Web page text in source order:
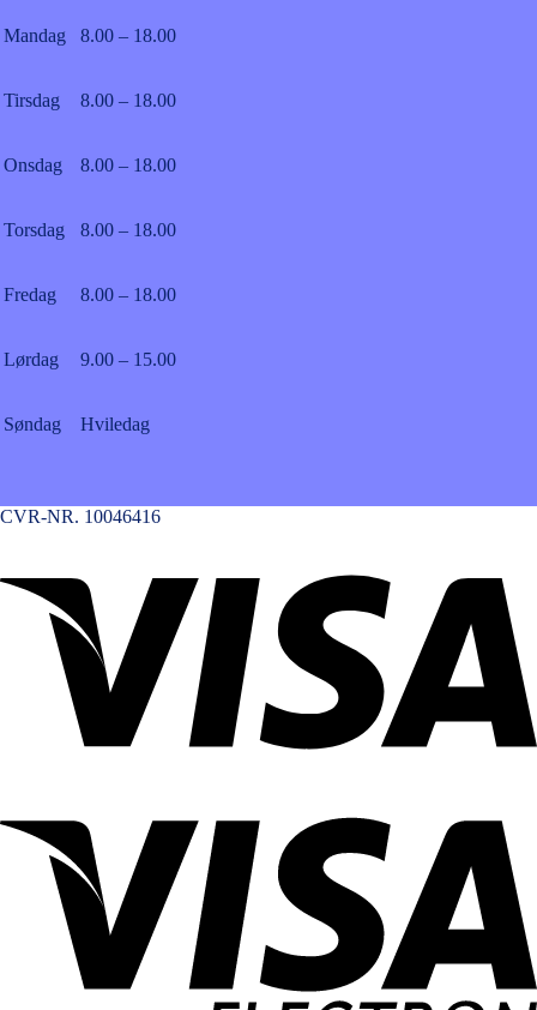
Mandag 8.00 – 18.00
Tirsdag 8.00 – 18.00
Onsdag 8.00 – 18.00
Torsdag 8.00 – 18.00
Fredag 8.00 – 18.00
Lørdag 9.00 – 15.00
Søndag Hviledag
CVR-NR. 10046416